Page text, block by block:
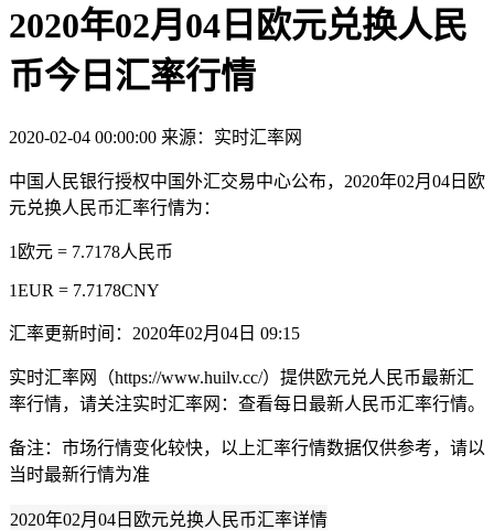
2020年02月04日欧元兑换人民
币今日汇率行情
2020-02-04 00:00:00 来源：实时汇率网
中国人民银行授权中国外汇交易中心公布，2020年02月04日欧
元兑换人民币汇率行情为：
1欧元 = 7.7178人民币
1EUR = 7.7178CNY
汇率更新时间：2020年02月04日 09:15
实时汇率网（https://www.huilv.cc/）提供欧元兑人民币最新汇
率行情，请关注实时汇率网：查看每日最新人民币汇率行情。
备注：市场行情变化较快，以上汇率行情数据仅供参考，请以
当时最新行情为准
2020年02月04日欧元兑换人民币汇率详情